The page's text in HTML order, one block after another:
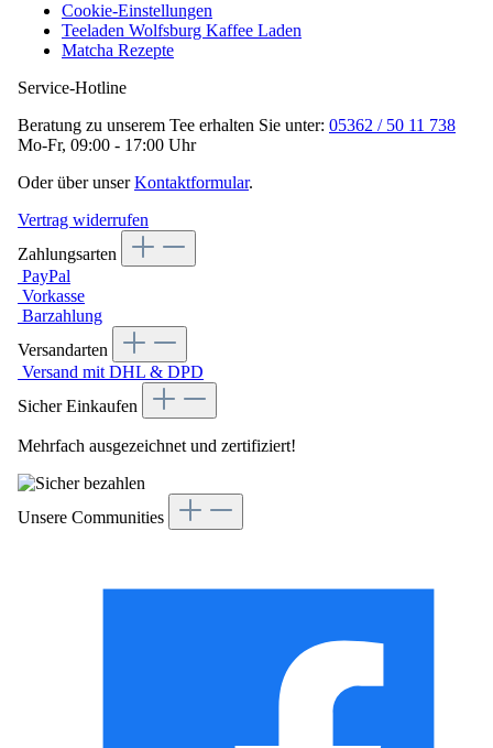
Cookie-Einstellungen
Teeladen Wolfsburg Kaffee Laden
Matcha Rezepte
Service-Hotline
Beratung zu unserem Tee erhalten Sie unter: 05362 / 50 11 738
Mo-Fr, 09:00 - 17:00 Uhr
Oder über unserKontaktformular.
Vertrag widerrufen
Zahlungsarten
PayPal
Vorkasse
Barzahlung
Versandarten
Versand mit DHL & DPD
Sicher Einkaufen
Mehrfach ausgezeichnet und zertifiziert!
Unsere Communities